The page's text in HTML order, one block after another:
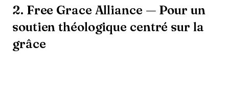
2. Free Grace Alliance — Pour un
soutien théologique centré sur la
grâce